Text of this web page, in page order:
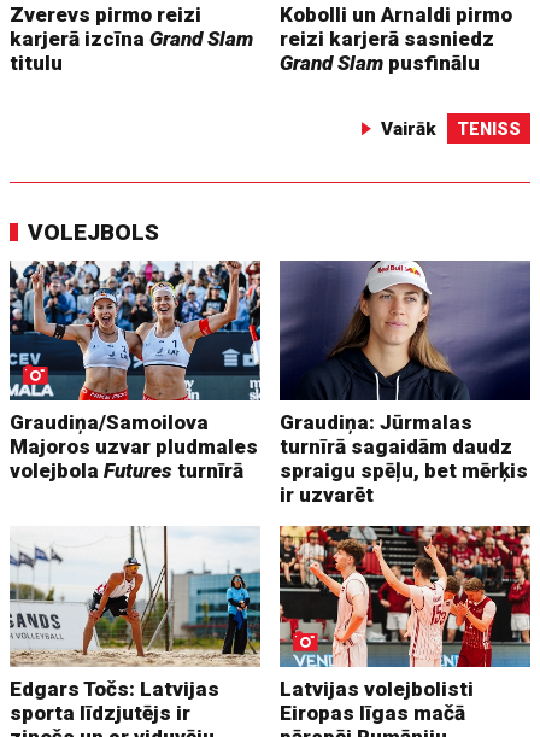
Zverevs pirmo reizi
karjerā izcīnaGrand Slam
titulu
Kobolli un Arnaldi pirmo
reizi karjerā sasniedz
Grand Slam pusfinālu
Vairāk TENISS
VOLEJBOLS
Graudiņa/Samoilova
Majoros uzvar pludmales
volejbolaFutures turnīrā
Graudiņa: Jūrmalas
turnīrā sagaidām daudz
spraigu spēļu, bet mērķis
ir uzvarēt
Edgars Točs: Latvijas
sporta līdzjutējs ir
Latvijas volejbolisti
Eiropas līgas mačā